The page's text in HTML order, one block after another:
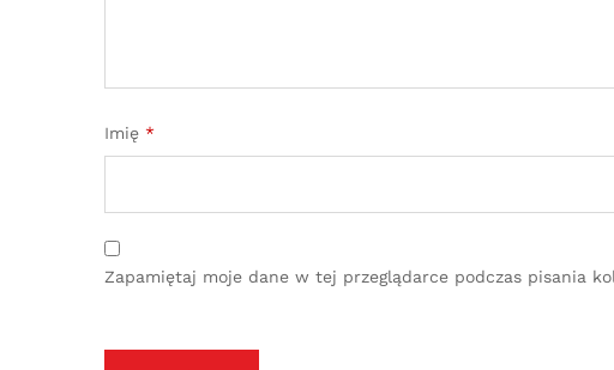
Imię *
Zapamiętaj moje dane w tej przeglądarce podczas pisania